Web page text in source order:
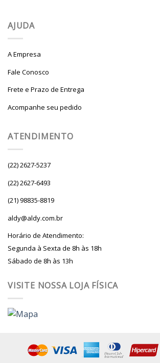
AJUDA
A Empresa
Fale Conosco
Frete e Prazo de Entrega
Acompanhe seu pedido
ATENDIMENTO
(22) 2627-5237
(22) 2627-6493
(21) 98835-8819
aldy@aldy.com.br
Horário de Atendimento:
Segunda à Sexta de 8h às 18h
Sábado de 8h às 13h
VISITE NOSSA LOJA FÍSICA